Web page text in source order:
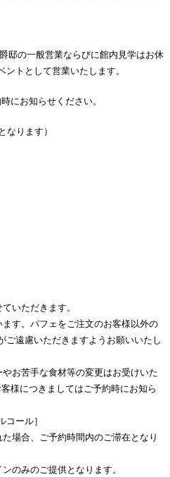
邸の一般営業ならびに館内見学はお休
トとして営業いたします。
にお知らせください。
なります）
いただきます。
す。パフェをご注文のお客様以外の
ご遠慮いただきますようお願いいたし
お苦手な食材等の変更はお受けいた
様につきましてはご予約時にお知ら
コール］
場合、ご予約時間内のご滞在となり
のみのご提供となります。